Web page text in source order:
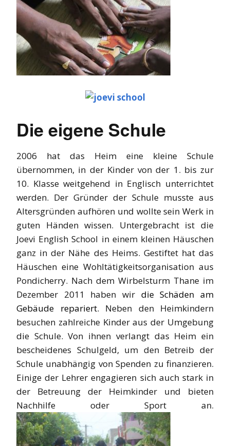
Die eigene Schule
2006 hat das Heim eine kleine Schule
übernommen, in der Kinder von der 1. bis zur
10. Klasse weitgehend in Englisch unterrichtet
werden. Der Gründer der Schule musste aus
Altersgründen aufhören und wollte sein Werk in
guten Händen wissen. Untergebracht ist die
Joevi English School in einem kleinen Häuschen
ganz in der Nähe des Heims. Gestiftet hat das
Häuschen eine Wohltätigkeitsorganisation aus
Pondicherry. Nach dem Wirbelsturm Thane im
Dezember 2011 haben wir die Schäden am
Gebäude repariert. Neben den Heimkindern
besuchen zahlreiche Kinder aus der Umgebung
die Schule. Von ihnen verlangt das Heim ein
bescheidenes Schulgeld, um den Betreib der
Schule unabhängig von Spenden zu finanzieren.
Einige der Lehrer engagieren sich auch stark in
der Betreuung der Heimkinder und bieten
Nachhilfe oder Sport an.